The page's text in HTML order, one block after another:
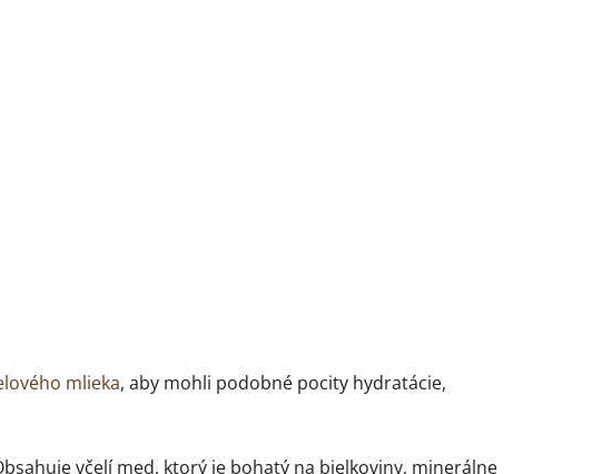
mlieka, aby mohli podobné pocity hydratácie,
včelí med, ktorý je bohatý na bielkoviny, minerálne